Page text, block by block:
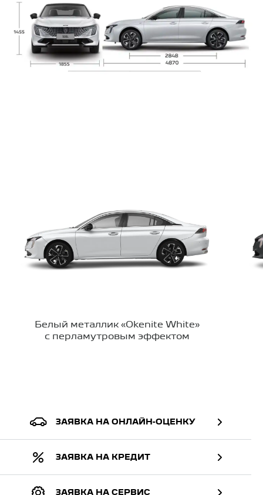
Белый металлик «Okenite White»
с перламутровым эффектом
ЗАЯВКА НА ОНЛАЙН-ОЦЕНКУ
ЗАЯВКА НА КРЕДИТ
ЗАЯВКА НА СЕРВИС